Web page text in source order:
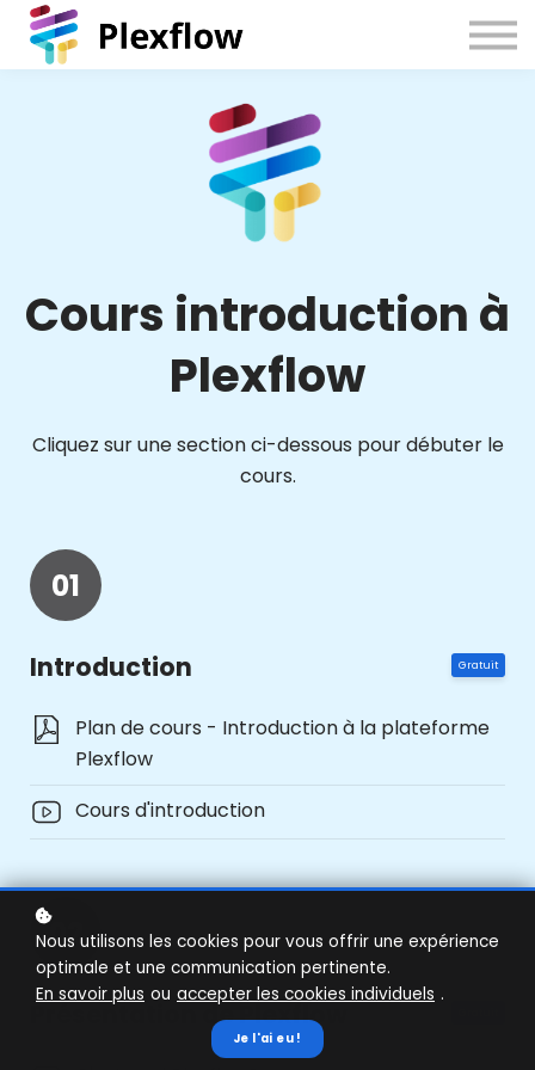
Cours introduction à
Plexflow
Cliquez sur une section ci-dessous pour débuter le
cours.
01
Introduction Gratuit
Plan de cours - Introduction à la plateforme
Plexflow
Cours d'introduction
02
Présentation de Plexflow
Nous utilisons les cookies pour vous offrir une expérience
optimale et une communication pertinente.
En savoir plus ou accepter les cookies individuels .
Je l'ai eu !